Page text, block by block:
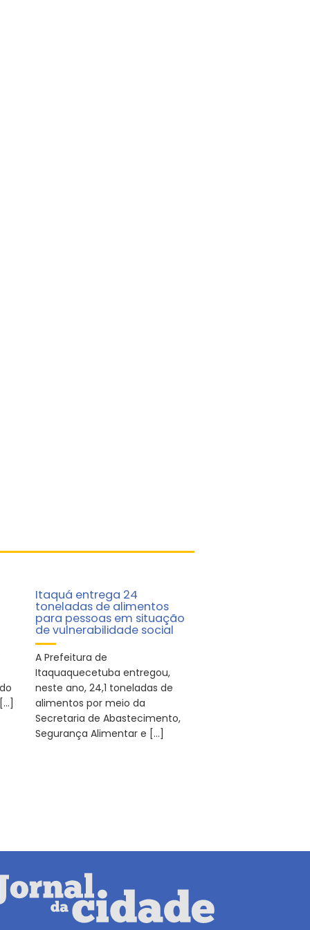
Itaquá entrega 24
toneladas de alimentos
para pessoas em situação
de vulnerabilidade social
A Prefeitura de
Itaquaquecetuba entregou,
neste ano, 24,1 toneladas de
alimentos por meio da
Secretaria de Abastecimento,
Segurança Alimentar e […]